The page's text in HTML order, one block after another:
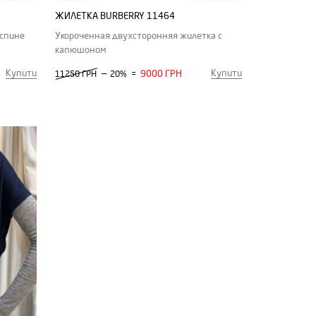
Купити
ЖИЛЕТКА BURBERRY 11464
Укороченная двухсторонняя жилетка с
капюшоном
11250 ГРН — 20% = 9000 ГРН Купити